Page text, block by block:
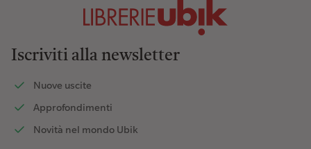
Iscriviti alla newsletter
Nuove uscite
Approfondimenti
Novità nel mondo Ubik